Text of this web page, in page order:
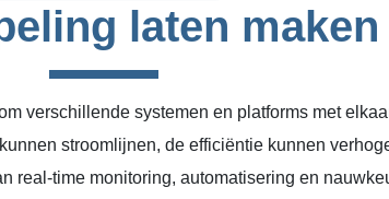
laten maken
verschillende systemen en platforms met
stroomlijnen, de efficiëntie kunnen
real-time monitoring, automatisering en